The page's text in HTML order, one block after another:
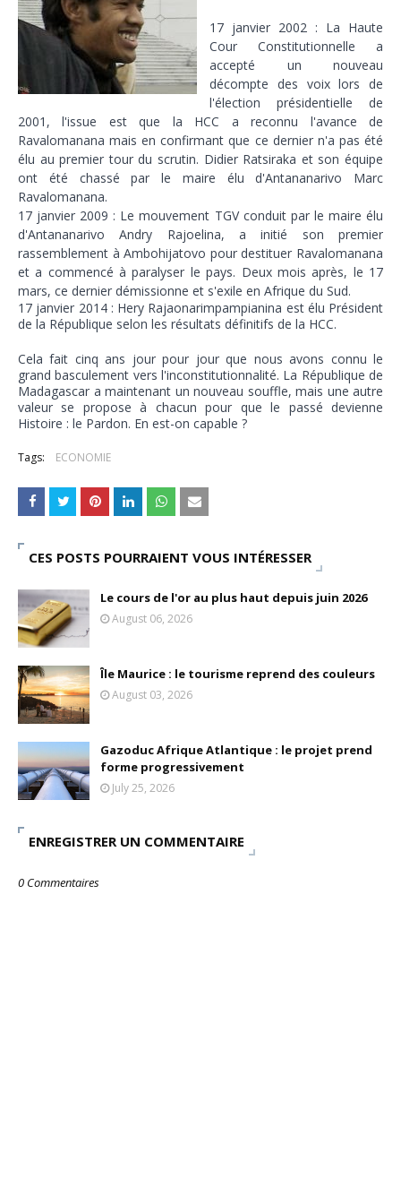
Tsirisoa Edition-
Jeux vidéo : Supercell parie sur les studios africains
Unknown-Jul 13 2026
Intelligence artificielle : le "Sud global" joue sa partition
Unknown-Jul 06 2026
Chine : des investissements à l'étranger plus encadrés
Unknown
Jul 01 2026
Economie hôtelière : la connectivité comme levier
Unknown -Jun 27 2026
Pays du Golfe : nouveau paradigme, nouvelles priorités
Unknown- Jun 22 2026
Neutralité carbone : les "Iles Vanille" poussent leurs pions
Unknown-Jun 18 2026
Rendez-vous golfique : Mazagan joue sa carte
Unknown- Jun 11 2026
Course à l'IA : Meta envisage une importante levée de fonds
Unknown
Banques centrales : indépendantes jusqu'où ?
Unknown -Jun 02 2026
VTC : Yango Group veut accélérer en Afrique
Unknown
-May 22 2026
Tsirisoa Edition
Unknown-
May 09 2026
Tourisme : l'Afrique fait le pari du luxe et de la durabilité
Economie : quand le roi dollar grince
Tourisme : le Maroc confirme sa vitalité
Unknown-Aug 07 2026
17 janvier 2002 : La Haute
Cour Constitutionnelle a
accepté un nouveau
décompte des voix lors de
l'élection présidentielle de
2001, l'issue est que la HCC a reconnu l'avance de
Ravalomanana mais en confirmant que ce dernier n'a pas été
élu au premier tour du scrutin. Didier Ratsiraka et son équipe
ont été chassé par le maire élu d'Antananarivo Marc
Ravalomanana.
17 janvier 2009 : Le mouvement TGV conduit par le maire élu
d'Antananarivo Andry Rajoelina, a initié son premier
rassemblement à Ambohijatovo pour destituer Ravalomanana
et a commencé à paralyser le pays. Deux mois après, le 17
mars, ce dernier démissionne et s'exile en Afrique du Sud.
17 janvier 2014 : Hery Rajaonarimpampianina est élu Président
de la République selon les résultats définitifs de la HCC.
Cela fait cinq ans jour pour jour que nous avons connu le
grand basculement vers l'inconstitutionnalité. La République de
Madagascar a maintenant un nouveau souffle, mais une autre
valeur se propose à chacun pour que le passé devienne
Histoire : le Pardon. En est-on capable ?
Tags: ECONOMIE
CES POSTS POURRAIENT VOUS INTÉRESSER
Le cours de l'or au plus haut depuis juin 2026
August 06, 2026
Île Maurice : le tourisme reprend des couleurs
August 03, 2026
Gazoduc Afrique Atlantique : le projet prend
forme progressivement
July 25, 2026
ENREGISTRER UN COMMENTAIRE
0 Commentaires